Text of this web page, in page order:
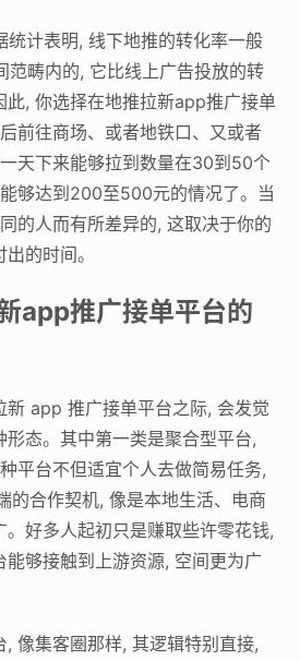
计表明, 线下地推的转化率一般
范畴内的, 它比线上广告投放的转
此, 你选择在地推拉新app推广接单
前往商场、或者地铁口、又或者
天下来能够拉到数量在30到50个
够达到200至500元的情况了。当
的人而有所差异的, 这取决于你的
的时间。
app推广接单平台的
新 app 推广接单平台之际, 会发觉
形态。其中第一类是聚合型平台,
平台不但适宜个人去做简易任务,
的合作契机, 像是本地生活、电商
好多人起初只是赚取些许零花钱,
够接触到上游资源, 空间更为广
, 像集客圈那样, 其逻辑特别直接,